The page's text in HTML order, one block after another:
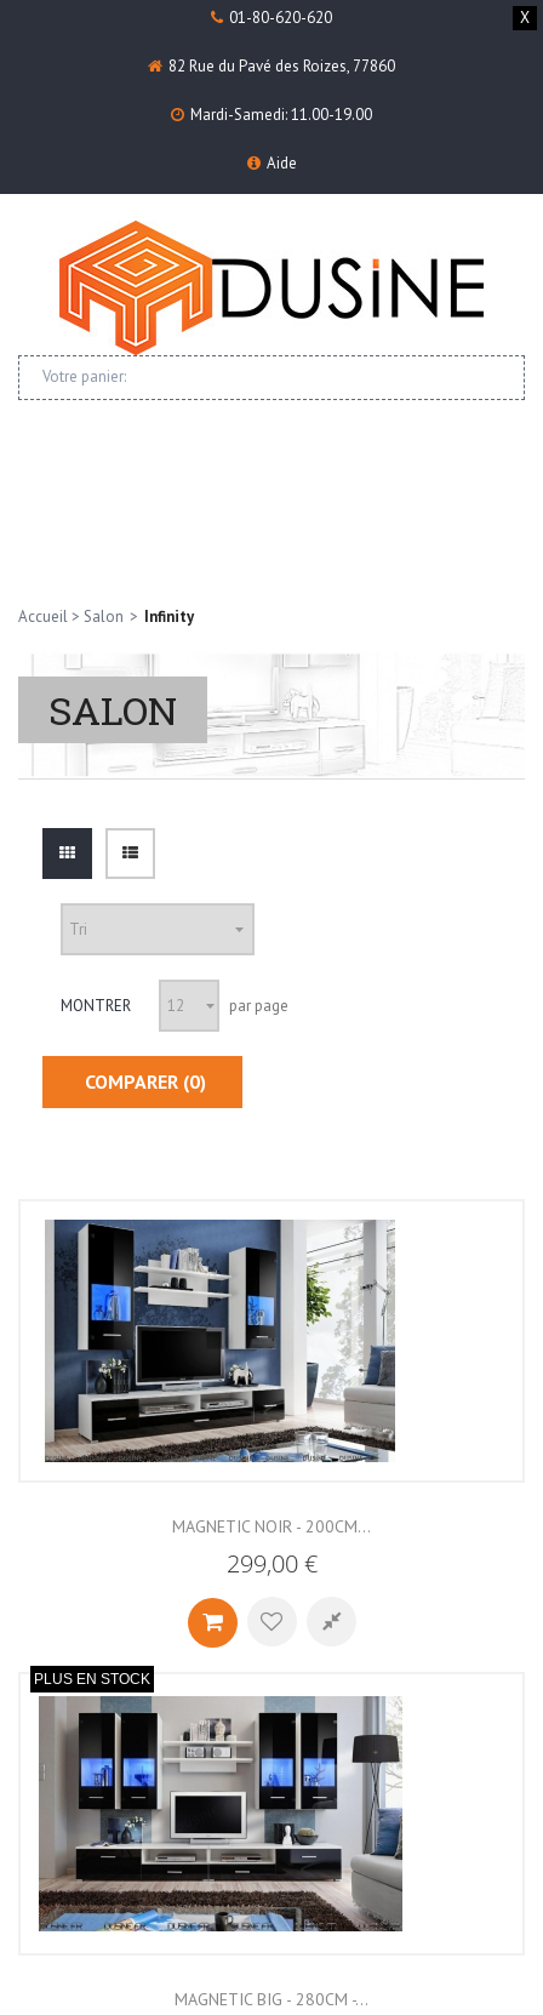
X
01-80-620-620
82 Rue du Pavé des Roizes, 77860
Mardi-Samedi: 11.00-19.00
Aide
Votre panier:
Accueil > Salon > Infinity
SALON
MONTRER par page
COMPARER (0)
MAGNETIC NOIR - 200CM...
299,00 €
PLUS EN STOCK
MAGNETIC BIG - 280CM -...